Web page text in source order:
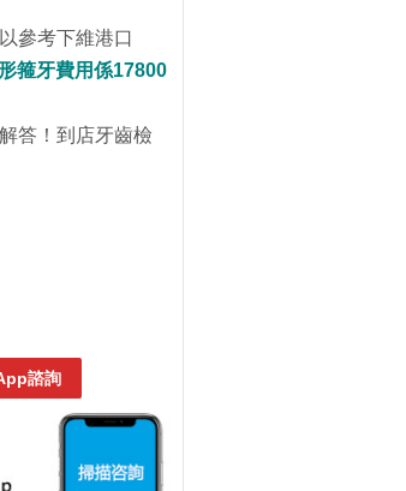
參考下維港口
箍牙費用係17800
答！到店牙齒檢
諮詢